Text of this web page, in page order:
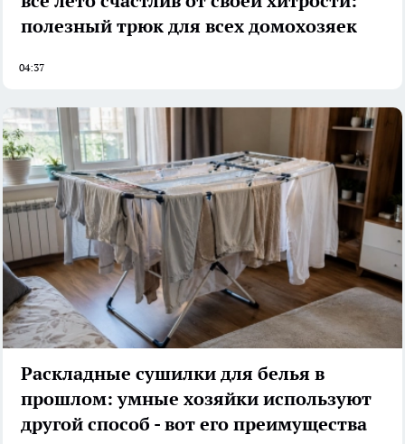
полезный трюк для всех домохозяек
04:37
Раскладные сушилки для белья в
прошлом: умные хозяйки используют
другой способ - вот его преимущества